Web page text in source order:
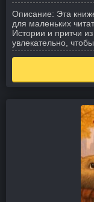
Описание: Эта
для маленьких
Истории и притчи
увлекательно,